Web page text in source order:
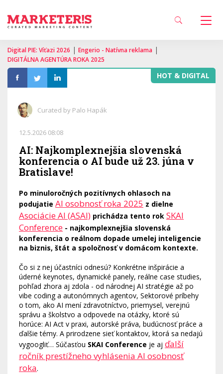
Digital PIE: Víťazi 2026 | Engerio - Natívna reklama |
DIGITÁLNA AGENTÚRA ROKA 2025
HOT & DIGITAL
Curated by Palo Hapák
12.5.2026 08:08
AI: Najkomplexnejšia slovenská
konferencia o AI bude už 23. júna v
Bratislave!
Po minuloročných pozitívnych ohlasoch na
podujatie AI osobnosť roka 2025 z dielne
Asociácie AI (ASAI) prichádza tento rok SKAI
Conference - najkomplexnejšia slovenská
konferencia o reálnom dopade umelej inteligencie
na biznis, štát a spoločnosť v domácom kontexte.
Čo si z nej účastníci odnesú? Konkrétne inšpirácie a
úderné keynotes, dynamické panely, reálne case studies,
pohľad zhora aj zdola - od národnej AI stratégie až po
vibe coding a autonómnych agentov, Sektorové príbehy
o tom, ako AI mení zdravotníctvo, priemysel, verejnú
správu a školstvo a odpovede na otázky, ktoré sú
horúce: AI Act v praxi, autorské práva, budúcnosť práce a
ďalšie témy. A prirodzene sieť kontaktov, ktorá sa nedajú
vygoogliť… Súčasťou SKAI Conference je aj ďalší
ročník prestížneho vyhlásenia AI osobnosť
roka.